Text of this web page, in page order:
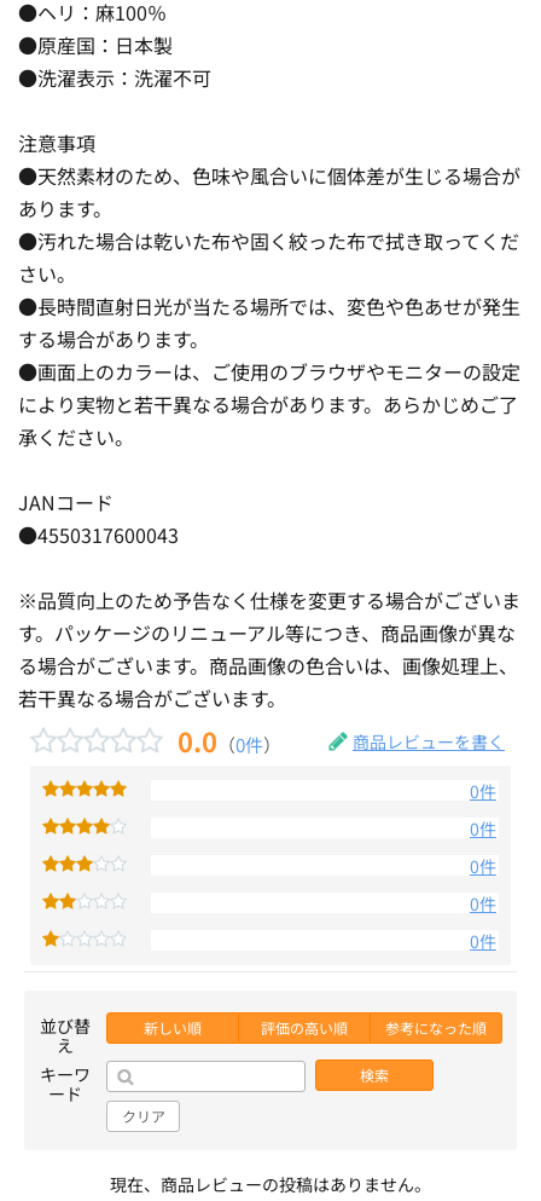
●ヘリ：麻100％
●原産国：日本製
●洗濯表示：洗濯不可
注意事項
●天然素材のため、色味や風合いに個体差が生じる場合が
あります。
●汚れた場合は乾いた布や固く絞った布で拭き取ってくだ
さい。
●長時間直射日光が当たる場所では、変色や色あせが発生
する場合があります。
●画面上のカラーは、ご使用のブラウザやモニターの設定
により実物と若干異なる場合があります。あらかじめご了
承ください。
JANコード
●4550317600043
※品質向上のため予告なく仕様を変更する場合がございま
す。パッケージのリニューアル等につき、商品画像が異な
る場合がございます。商品画像の色合いは、画像処理上、
若干異なる場合がございます。
0.0 （0件） 商品レビューを書く
0件
0件
0件
0件
0件
並び替
え
新しい順 評価の高い順 参考になった順
キーワ
ード
検索
クリア
現在、商品レビューの投稿はありません。